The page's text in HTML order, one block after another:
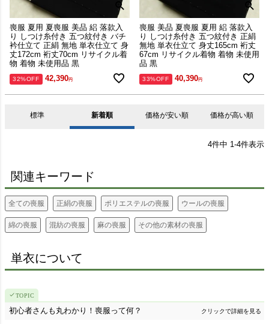
喪服 夏用 夏喪服 美品 絽 落款入
り しつけ糸付き 五つ紋付き バチ
衿仕立て 正絹 無地 単衣仕立て 身
丈172cm 裄丈70cm リサイクル着
物 着物 未使用品 黒
32%OFF 42,390
喪服 美品 夏喪服 夏用 絽 落款入
り しつけ糸付き 五つ紋付き 正絹
無地 単衣仕立て 身丈165cm 裄丈
67cm リサイクル着物 着物 未使用
品 黒
33%OFF 40,390
標準 新着順 価格が安い順 価格が高い順
4件中 1-4件表示
関連キーワード
全ての喪服 正絹の喪服 ポリエステルの喪服 ウールの喪服
綿の喪服 混紡の喪服 麻の喪服 その他の素材の喪服
単衣について
初心者さんも丸わかり！喪服って何？ クリックで詳細を見る